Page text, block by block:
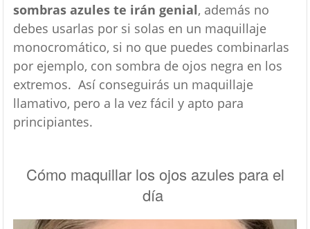
sombras azules te irán genial, además no
debes usarlas por si solas en un maquillaje
monocromático, si no que puedes combinarlas
por ejemplo, con sombra de ojos negra en los
extremos. Así conseguirás un maquillaje
llamativo, pero a la vez fácil y apto para
principiantes.
Cómo maquillar los ojos azules para el
día